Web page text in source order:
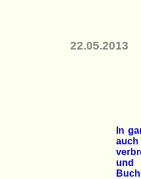
22.05.2013
In
und